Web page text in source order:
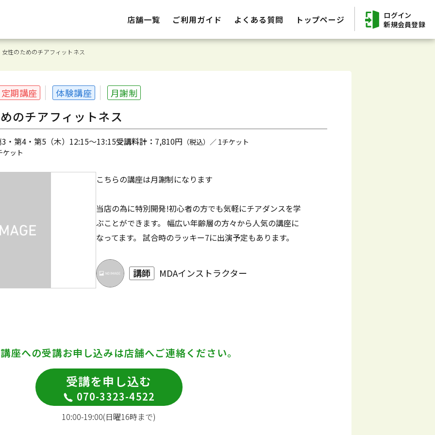
店舗一覧 ご利用ガイド よくある質問 トップページ
ログイン
新規会員登録
性のためのチアフィットネス
定期講座 体験講座 月謝制
のチアフィットネス
・第4・第5（木）12:15～13:15受講料計： 7,810円 （税込）／ 1チケット
ケット
こちらの講座は月謝制になります
当店の為に特別開発!初心者の方でも気軽にチアダンスを学
ぶことができます。 幅広い年齢層の方々から人気の講座に
なってます。 試合時のラッキー7に出演予定もあります。
講師 MDAインストラクター
座への受講お申し込みは店舗へご連絡ください。
受講を申し込む
070-3323-4522
10:00-19:00(日曜16時まで)